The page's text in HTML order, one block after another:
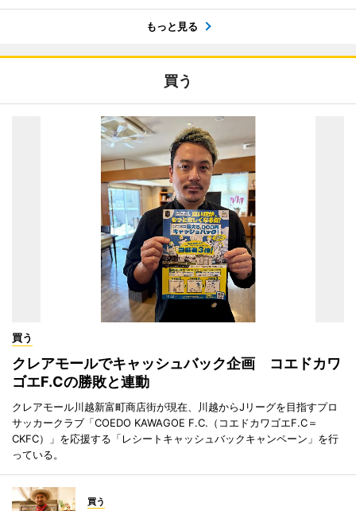
もっと見る
買う
買う
クレアモールでキャッシュバック企画 コエドカワ
ゴエF.Cの勝敗と連動
クレアモール川越新富町商店街が現在、川越からJリーグを目指すプロ
サッカークラブ「COEDO KAWAGOE F.C.（コエドカワゴエF.C＝
CKFC）」を応援する「レシートキャッシュバックキャンペーン」を行
っている。
買う